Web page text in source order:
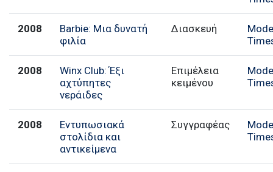
2008
Barbie: Μια δυνατή
φιλία
Διασκευή
2008
Winx Club: Έξι
αχτύπητες
νεράιδες
Επιμέλεια
κειμένου
2008
Εντυπωσιακά
στολίδια και
αντικείμενα
Συγγραφέας